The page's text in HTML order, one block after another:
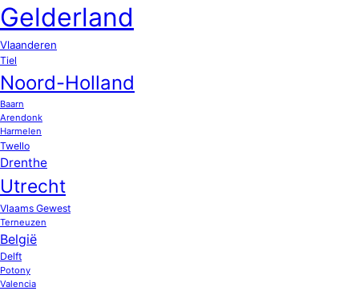
Gelderland
Vlaanderen
Tiel
Noord-Holland
Baarn
Arendonk
Harmelen
Twello
Drenthe
Utrecht
Vlaams Gewest
Terneuzen
België
Delft
Potony
Valencia